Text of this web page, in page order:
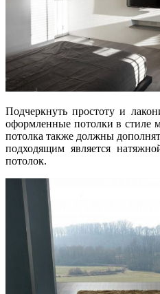
Подчеркнуть простоту и
оформленные потолки в стиле
потолка также должны
подходящим является
потолок.